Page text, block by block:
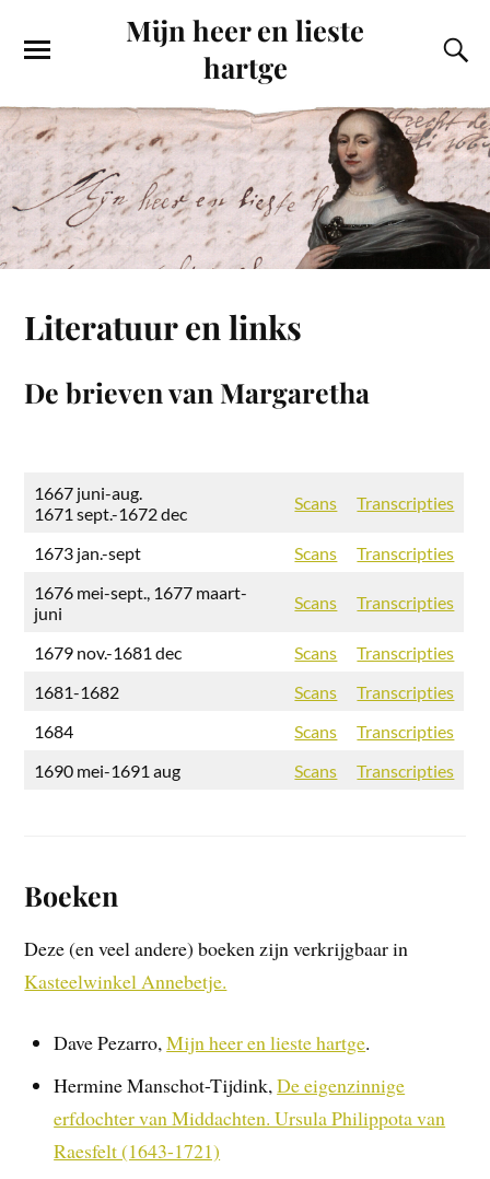
Mijn heer en lieste
hartge
Literatuur en links
De brieven van Margaretha
1667 juni-aug.
1671 sept.-1672 dec
Scans Transcripties
1673 jan.-sept Scans
Transcripties
1676 mei-sept., 1677 maart-
juni
Scans Transcripties
1679 nov.-1681 dec Scans
Transcripties
1681-1682
Scans
Transcripties
1684
Scans
Transcripties
1690 mei-1691 aug
Scans Transcripties
Boeken
Deze (en veel andere) boeken zijn verkrijgbaar in
Kasteelwinkel Annebetje.
Dave Pezarro,Mijn heer en lieste hartge.
Hermine Manschot-Tijdink,De eigenzinnige
erfdochter van Middachten. Ursula Philippota van
Raesfelt (1643-1721)